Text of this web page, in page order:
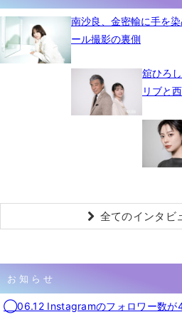
南沙良、金密輸に手を
ール撮影の裏側
舘ひろ
リブと
全てのインタビ
お知らせ
◯06.12 Instagramのフォロワー数が4